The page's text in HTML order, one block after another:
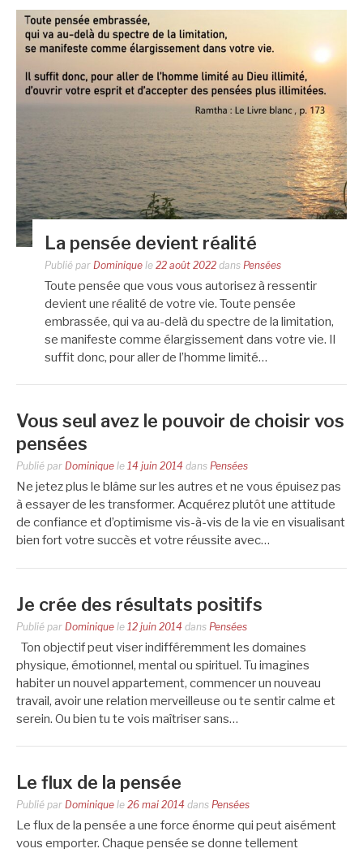
La pensée devient réalité
Publié par Dominique le 22 août 2022 dans Pensées
Toute pensée que vous vous autorisez à ressentir
devient une réalité de votre vie. Toute pensée
embrassée, qui va au-delà du spectre de la limitation,
se manifeste comme élargissement dans votre vie. Il
suffit donc, pour aller de l’homme limité…
Vous seul avez le pouvoir de choisir vos
pensées
Publié par Dominique le 14 juin 2014 dans Pensées
Ne jetez plus le blâme sur les autres et ne vous épuisez pas
à essayer de les transformer. Acquérez plutôt une attitude
de confiance et d’optimisme vis-à-vis de la vie en visualisant
bien fort votre succès et votre réussite avec…
Je crée des résultats positifs
Publié par Dominique le 12 juin 2014 dans Pensées
Ton objectif peut viser indifféremment les domaines
physique, émotionnel, mental ou spirituel. Tu imagines
habiter un nouvel appartement, commencer un nouveau
travail, avoir une relation merveilleuse ou te sentir calme et
serein. Ou bien tu te vois maîtriser sans…
Le flux de la pensée
Publié par Dominique le 26 mai 2014 dans Pensées
Le flux de la pensée a une force énorme qui peut aisément
vous emporter. Chaque pensée se donne tellement